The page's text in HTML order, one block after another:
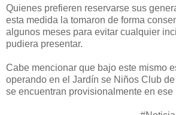
Quienes prefieren reservarse sus
esta medida la tomaron de forma
algunos meses para evitar cualquier
pudiera presentar.
Cabe mencionar que bajo este mismo
operando en el Jardín se Niños Club
se encuentran provisionalmente en ese